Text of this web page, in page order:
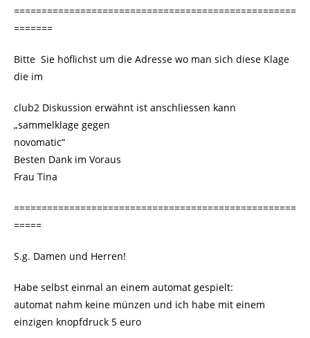
===================================================
=======
Bitte Sie höflichst um die Adresse wo man sich diese Klage
die im
club2 Diskussion erwähnt ist anschliessen kann
„sammelklage gegen
novomatic“
Besten Dank im Voraus
Frau Tina
===================================================
=====
S.g. Damen und Herren!
Habe selbst einmal an einem automat gespielt:
automat nahm keine münzen und ich habe mit einem
einzigen knopfdruck 5 euro